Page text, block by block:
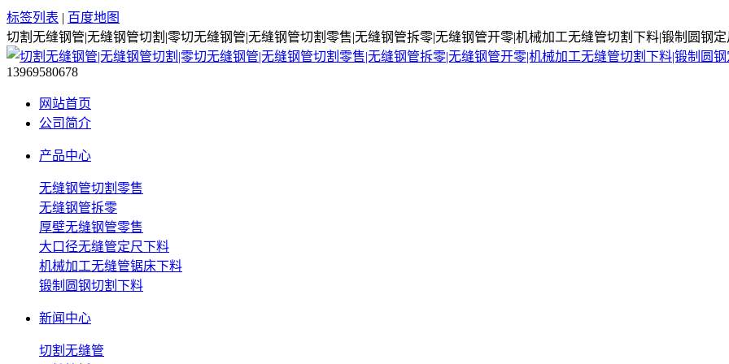
标签列表 | 百度地图
切割无缝钢管|无缝钢管切割|零切无缝钢管|无缝钢管切割零售|无缝钢管拆零|无缝钢管开零|机械加工无缝管切割下料|锻制圆钢
13969580678
网站首页
公司简介
产品中心
无缝钢管切割零售
无缝钢管拆零
厚壁无缝钢管零售
大口径无缝管定尺下料
机械加工无缝管锯床下料
锻制圆钢切割下料
新闻中心
切割无缝管